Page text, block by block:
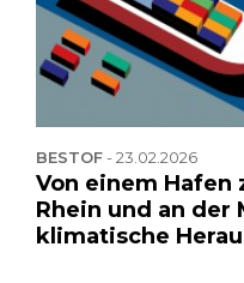
BESTOF-23.02.2026
Von einem Hafen
Rhein und an der
klimatische